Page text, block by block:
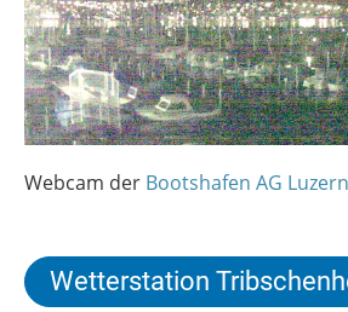
Webcam der Bootshafen AG Luzern
Wetterstation